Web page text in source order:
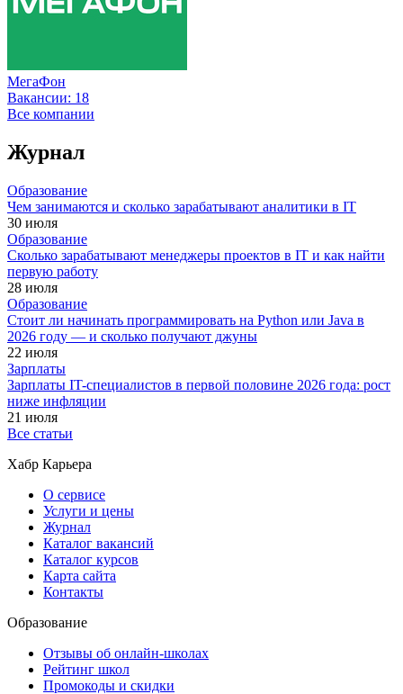
МегаФон
Вакансии: 18
Все компании
Журнал
Образование
Чем занимаются и сколько зарабатывают аналитики в IT
30 июля
Образование
Сколько зарабатывают менеджеры проектов в IT и как найти
первую работу
28 июля
Образование
Стоит ли начинать программировать на Python или Java в
2026 году — и сколько получают джуны
22 июля
Зарплаты
Зарплаты IT-специалистов в первой половине 2026 года: рост
ниже инфляции
21 июля
Все статьи
Хабр Карьера
О сервисе
Услуги и цены
Журнал
Каталог вакансий
Каталог курсов
Карта сайта
Контакты
Образование
Отзывы об онлайн-школах
Рейтинг школ
Промокоды и скидки